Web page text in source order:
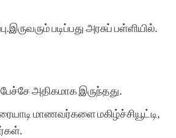
படிப்பது அரசுப் பள்ளியில்.
அதிகமாக இருந்தது.
மாணவர்களை மகிழ்ச்சியூட்டி,